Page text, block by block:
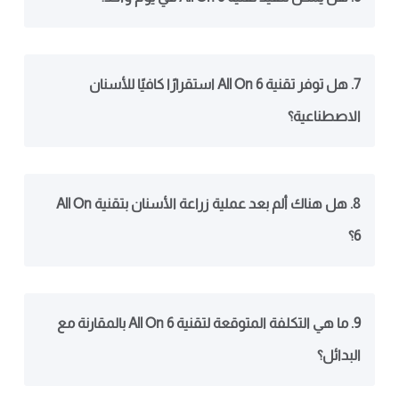
7. هل توفر تقنية All On 6 استقرارًا كافيًا للأسنان
الاصطناعية؟
8. هل هناك ألم بعد عملية زراعة الأسنان بتقنية All On
6؟
9. ما هي التكلفة المتوقعة لتقنية All On 6 بالمقارنة مع
البدائل؟